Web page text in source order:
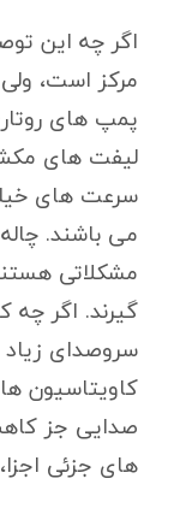
اگر چه این
مرکز است،
پمپ های
سرعت های
می باشند.
مشکلاتی
گیرند. اگر چه
سروصدای
کاویتاسیون
صدایی جز
های جزئی